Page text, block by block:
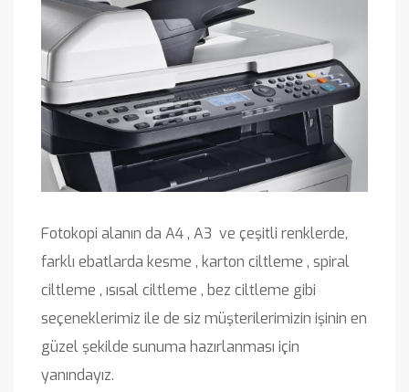
Fotokopi alanın da A4 , A3 ve çeşitli renklerde,
farklı ebatlarda kesme , karton ciltleme , spiral
ciltleme , ısısal ciltleme , bez ciltleme gibi
seçeneklerimiz ile de siz müşterilerimizin işinin en
güzel şekilde sunuma hazırlanması için
yanındayız.